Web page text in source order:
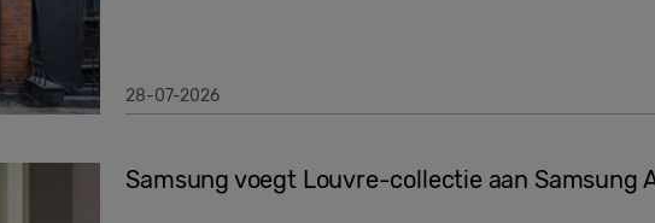
28-07-2026
Samsung voegt Louvre-collectie aan Samsung